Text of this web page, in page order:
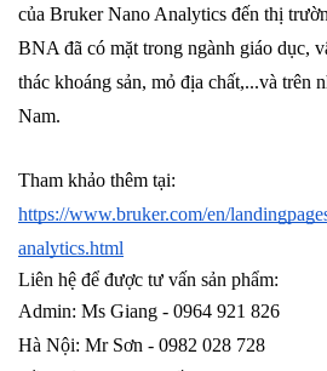
của Bruker Nano Analytics đến thị
BNA đã có mặt trong ngành giáo dục,
thác khoáng sản, mỏ địa chất,...và trên
Nam.
Tham khảo thêm tại:
https://www.bruker.com/en/
analytics.html
Liên hệ để được tư vấn sản phẩm:
Admin: Ms Giang - 0964 921 826
Hà Nội: Mr Sơn - 0982 028 728